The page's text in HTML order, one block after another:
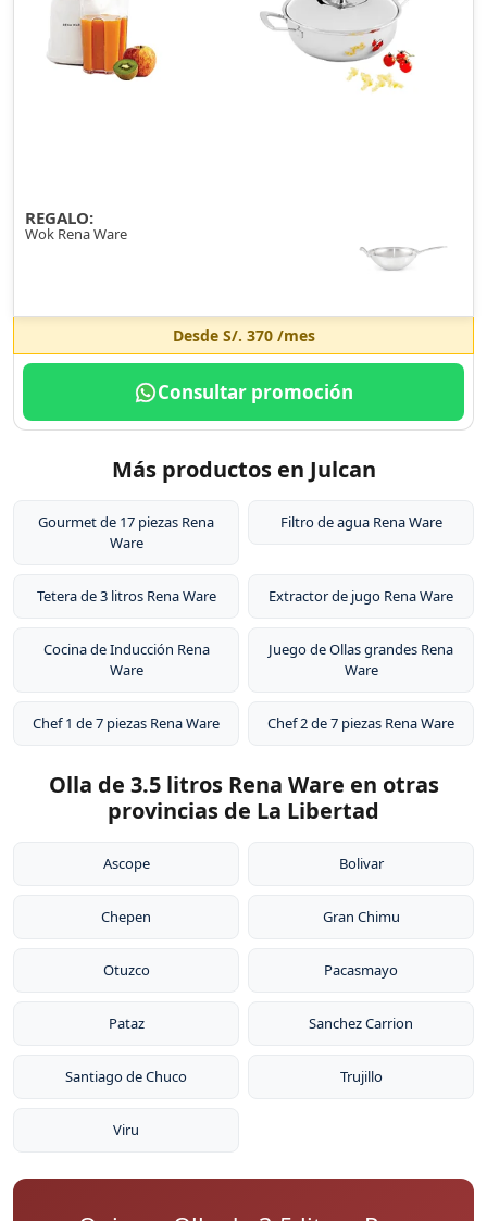
REGALO:
Wok Rena Ware
Desde S/. 370/mes
Consultar promoción
Más productos en Julcan
Gourmet de 17 piezas Rena
Ware
Filtro de agua Rena Ware
Tetera de 3 litros Rena Ware Extractor de jugo Rena Ware
Cocina de Inducción Rena
Ware
Juego de Ollas grandes Rena
Ware
Chef 1 de 7 piezas Rena Ware Chef 2 de 7 piezas Rena Ware
Olla de 3.5 litros Rena Ware en otras
provincias de La Libertad
Ascope Bolivar
Chepen Gran Chimu
Otuzco Pacasmayo
Pataz Sanchez Carrion
Santiago de Chuco Trujillo
Viru